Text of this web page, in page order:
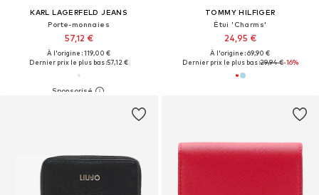
KARL LAGERFELD JEANS
Porte-monnaies
57,12 €
À l'origine : 119,00 €
Dernier prix le plus bas :57,12 €
TOMMY HILFIGER
Étui 'Charms'
24,95 €
À l'origine : 69,90 €
Dernier prix le plus bas :29,94 €-16%